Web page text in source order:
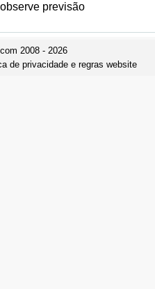
previsão
2008 - 2026
de privacidade e regras website